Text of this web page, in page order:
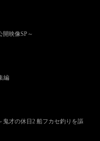
開映像SP～
編
鬼才の休日2 船フカセ釣りを謳